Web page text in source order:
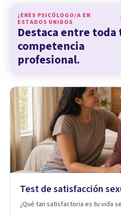
¿ERES PSICÓLOGO/A EN
ESTADOS UNIDOS
Destaca entre toda
competencia
profesional.
Test de satisfacción
¿Qué tan satisfactoria es tu vida